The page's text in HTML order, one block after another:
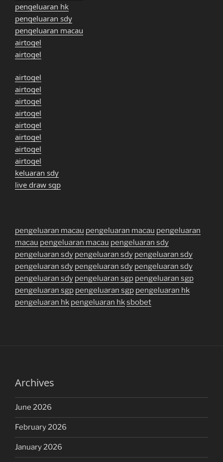
pengeluaran hk
pengeluaran sdy
pengeluaran macau
airtogel
airtogel
airtogel
airtogel
airtogel
airtogel
airtogel
airtogel
airtogel
airtogel
keluaran sdy
live draw sgp
pengeluaran macau pengeluaran macau pengeluaran
macau pengeluaran macau pengeluaran sdy
pengeluaran sdy pengeluaran sdy pengeluaran sdy
pengeluaran sdy pengeluaran sdy pengeluaran sdy
pengeluaran sdy pengeluaran sgp pengeluaran sgp
pengeluaran sgp pengeluaran sgp pengeluaran hk
pengeluaran hk pengeluaran hksbobet
Archives
June 2026
February 2026
January 2026